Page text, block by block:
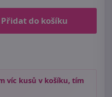
Přidat do košíku
víc kusů v košíku, tím